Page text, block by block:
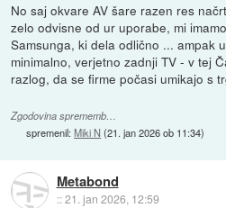
No saj okvare AV šare razen res
zelo odvisne od ur uporabe, mi
Samsunga, ki dela odlično ... ampak
minimalno, verjetno zadnji TV - v tej
razlog, da se firme počasi umikajo s
Zgodovina sprememb…
spremenil:Miki N (21. jan 2026 ob 11:34)
Metabond
::21. jan 2026, 12:59